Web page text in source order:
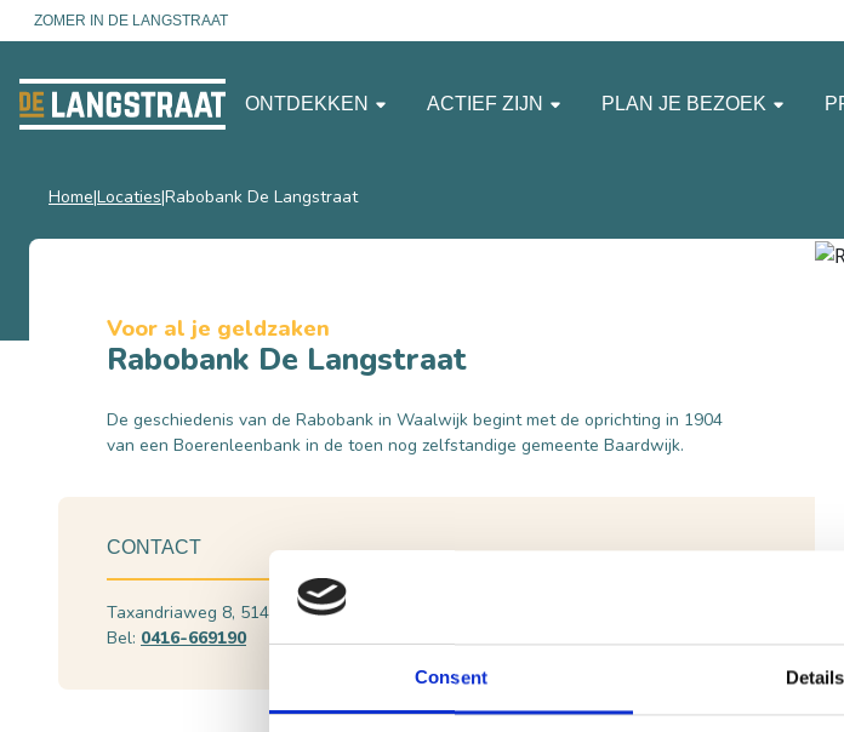
Consent Details
ZOMER IN DE LANGSTRAAT
ONTDEKKEN ACTIEF ZIJN PLAN JE BEZOEK
Home Locaties Rabobank De Langstraat
Voor al je geldzaken
Rabobank De Langstraat
De geschiedenis van de Rabobank in Waalwijk begint met de oprichting in 1904
van een Boerenleenbank in de toen nog zelfstandige gemeente Baardwijk.
CONTACT
Taxandriaweg 8, 5141 PA Waalwijk
Bel: 0416-669190
Bekijk website